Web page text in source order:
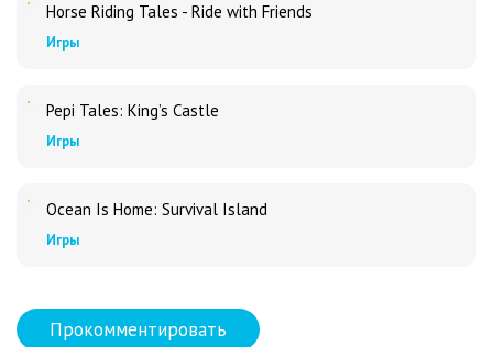
Horse Riding Tales - Ride with Friends
Игры
Pepi Tales: King’s Castle
Игры
Ocean Is Home: Survival Island
Игры
Прокомментировать